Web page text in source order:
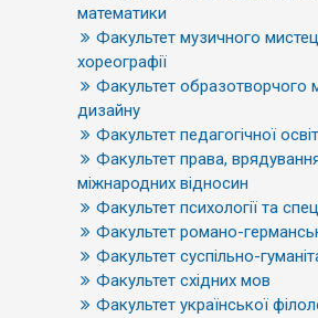
математики
Факультет музичного
хореографії
Факультет образотворчого
дизайну
Факультет педагогічної
Факультет права,
міжнародних відносин
Факультет психології та
Факультет романо-
Факультет суспільно-
Факультет східних мов
Факультет української